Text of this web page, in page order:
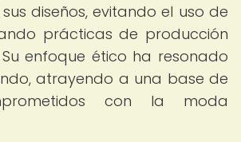
diseños, evitando el uso de
prácticas de producción
enfoque ético ha resonado
atrayendo a una base de
con la moda